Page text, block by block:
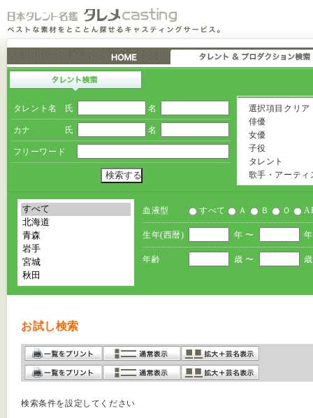
タレント名 氏 名
カナ 氏 名
フリーワード
選択項目クリア
俳優
女優
子役
タレント
歌手・アーティ
血液型 すべて Ａ Ｂ Ｏ
生年(西暦) 年 〜
年齢 歳 〜 歳
お試し検索
検索条件を設定してください